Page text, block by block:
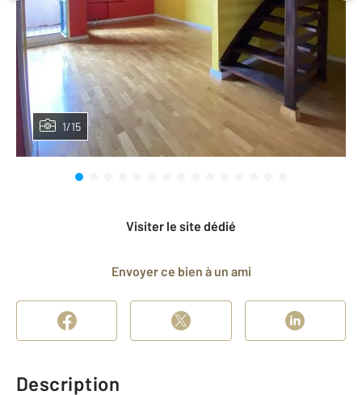
1/15
Visiter le site dédié
Envoyer ce bien à un ami
Description